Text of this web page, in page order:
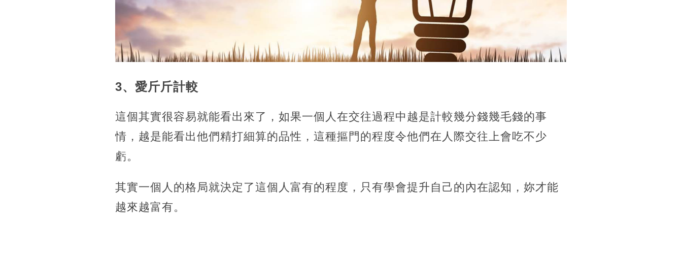
3、愛斤斤計較
這個其實很容易就能看出來了，如果一個人在交往過程中越是計較幾分錢幾毛錢的事
情，越是能看出他們精打細算的品性，這種摳門的程度令他們在人際交往上會吃不少
虧。
其實一個人的格局就決定了這個人富有的程度，只有學會提升自己的內在認知，妳才能
越來越富有。